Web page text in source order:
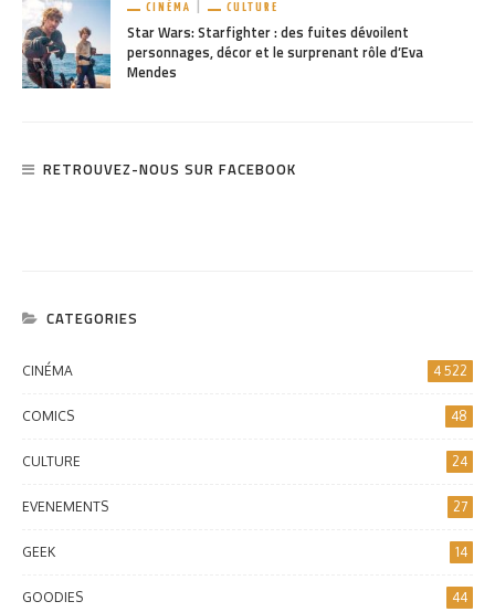
CINÉMA CULTURE
Star Wars: Starfighter : des fuites dévoilent
personnages, décor et le surprenant rôle d’Eva
Mendes
RETROUVEZ-NOUS SUR FACEBOOK
CATEGORIES
CINÉMA 4 522
COMICS 48
CULTURE 24
EVENEMENTS 27
GEEK 14
GOODIES 44